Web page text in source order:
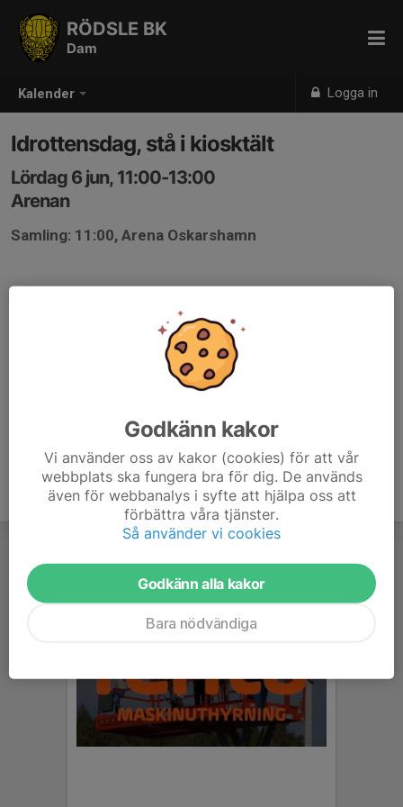
Kalender Logga in
RÖDSLE BK
Dam
Idrottensdag, stå i kiosktält
Lördag 6 jun, 11:00-13:00
Arenan
Samling: 11:00, Arena Oskarshamn
Godkänn kakor
Vi använder oss av kakor (cookies) för att vår
webbplats ska fungera bra för dig. De används
även för webbanalys i syfte att hjälpa oss att
förbättra våra tjänster.
Så använder vi cookies
Godkänn alla kakor
Bara nödvändiga